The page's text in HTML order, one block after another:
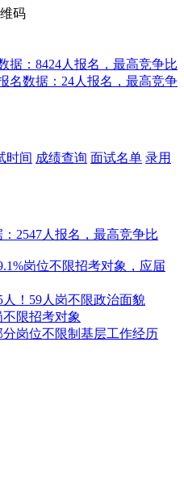
码
据：8424人报名，最高竞争比
名数据：24人报名，最高竞争
时间 成绩查询 面试名单 录用
2547人报名，最高竞争比
岗位不限招考对象，应届
！59人岗不限政治面貌
限招考对象
岗位不限制基层工作经历